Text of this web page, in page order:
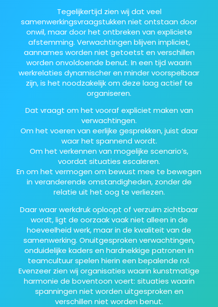
Tegelijkertijd zien wij dat veel
samenwerkingsvraagstukken niet ontstaan door
onwil, maar door het ontbreken van expliciete
afstemming. Verwachtingen blijven impliciet,
aannames worden niet getoetst en verschillen
worden onvoldoende benut. In een tijd waarin
werkrelaties dynamischer en minder voorspelbaar
zijn, is het noodzakelijk om deze laag actief te
organiseren.
Dat vraagt om het vooraf expliciet maken van
verwachtingen.
Om het voeren van eerlijke gesprekken, juist daar
waar het spannend wordt.
Om het verkennen van mogelijke scenario’s,
voordat situaties escaleren.
En om het vermogen om bewust mee te bewegen
in veranderende omstandigheden, zonder de
relatie uit het oog te verliezen.
Daar waar werkdruk oploopt of verzuim zichtbaar
wordt, ligt de oorzaak vaak niet alleen in de
hoeveelheid werk, maar in de kwaliteit van de
samenwerking. Onuitgesproken verwachtingen,
onduidelijke kaders en hardnekkige patronen in
teamcultuur spelen hierin een bepalende rol.
Evenzeer zien wij organisaties waarin kunstmatige
harmonie de boventoon voert: situaties waarin
spanningen niet worden uitgesproken en
verschillen niet worden benut.